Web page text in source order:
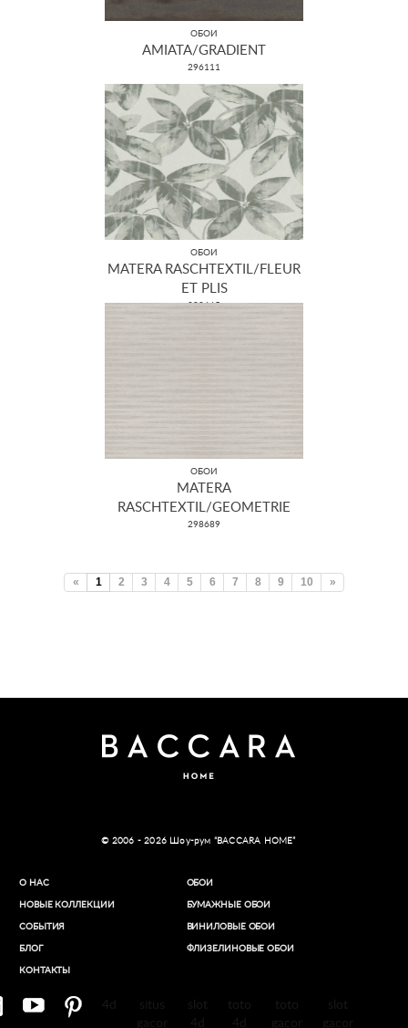
ОБОИ
AMIATA/GRADIENT
296111
ОБОИ
MATERA RASCHTEXTIL/FLEUR
ET PLIS
298665
ОБОИ
MATERA
RASCHTEXTIL/GEOMETRIE
298689
« 1 2 3 4 5 6 7 8 9 10 »
© 2006 - 2026 Шоу-рум “BACCARA HOME”
О НАС
НОВЫЕ КОЛЛЕКЦИИ
СОБЫТИЯ
БЛОГ
КОНТАКТЫ
ОБОИ
БУМАЖНЫЕ ОБОИ
ВИНИЛОВЫЕ ОБОИ​
ФЛИЗЕЛИНОВЫЕ ОБОИ